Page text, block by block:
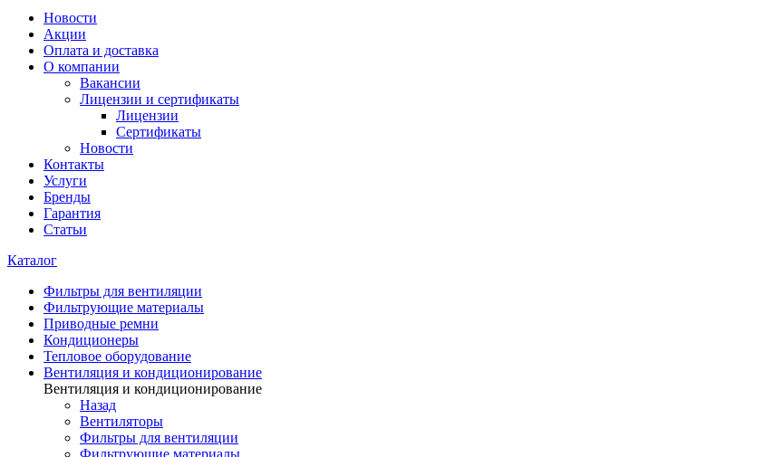
Новости
Акции
Оплата и доставка
О компании
Вакансии
Лицензии и сертификаты
Лицензии
Сертификаты
Новости
Контакты
Услуги
Бренды
Гарантия
Статьи
Каталог
Фильтры для вентиляции
Фильтрующие материалы
Приводные ремни
Кондиционеры
Тепловое оборудование
Вентиляция и кондиционирование
Вентиляция и кондиционирование
Назад
Вентиляторы
Фильтры для вентиляции
Фильтрующие материалы